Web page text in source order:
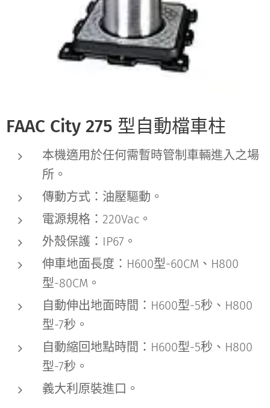
FAAC City 275 型自動檔車柱
本機適用於任何需暫時管制車輛進入之場
所。
傳動方式：油壓驅動。
電源規格：220Vac。
外殼保護：IP67。
伸車地面長度：H600型-60CM、H800
型-80CM。
自動伸出地面時間：H600型-5秒、H800
型-7秒。
自動縮回地點時間：H600型-5秒、H800
型-7秒。
義大利原裝進口。